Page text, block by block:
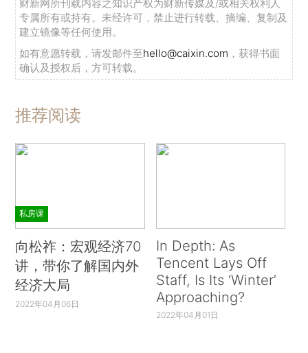
财新网所刊载内容之知识产权为财新传媒及/或相关权利人
专属所有或持有。未经许可，禁止进行转载、摘编、复制及
建立镜像等任何使用。
如有意愿转载，请发邮件至hello@caixin.com ，获得书面
确认及授权后，方可转载。
推荐阅读
私房课
向松祚：宏观经济70
讲，带你了解国内外
经济大局
2022年04月06日
In Depth: As
Tencent Lays Off
Staff, Is Its ‘Winter’
Approaching?
2022年04月01日